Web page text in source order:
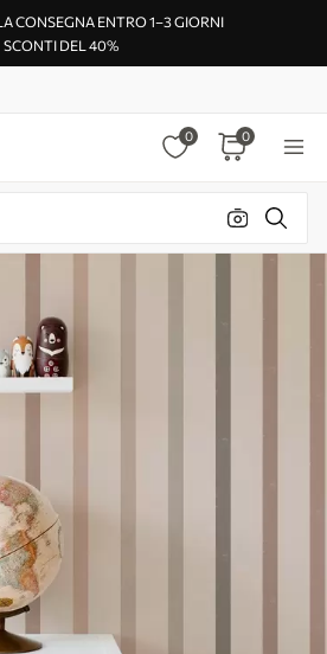
CONSEGNA ENTRO 1–3 GIORNI
SCONTI DEL 40%
0 0